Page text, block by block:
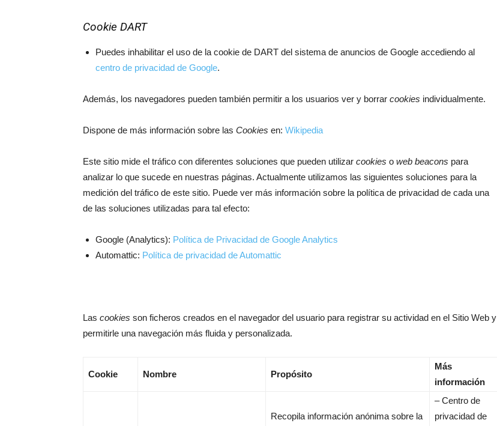
Cookie DART
Puedes inhabilitar el uso de la cookie de DART del sistema de anuncios de Google accediendo al
centro de privacidad de Google.
Además, los navegadores pueden también permitir a los usuarios ver y borrar cookies individualmente.
Dispone de más información sobre las Cookies en: Wikipedia
Este sitio mide el tráfico con diferentes soluciones que pueden utilizar cookies o web beacons para
analizar lo que sucede en nuestras páginas. Actualmente utilizamos las siguientes soluciones para la
medición del tráfico de este sitio. Puede ver más información sobre la política de privacidad de cada una
de las soluciones utilizadas para tal efecto:
Google (Analytics): Política de Privacidad de Google Analytics
Automattic: Política de privacidad de Automattic
Las cookies son ficheros creados en el navegador del usuario para registrar su actividad en el Sitio Web y
permitirle una navegación más fluida y personalizada.
Cookie Nombre Propósito
Más
información
Recopila información anónima sobre la
– Centro de
privacidad de